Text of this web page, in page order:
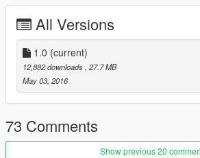
Версия 1.0
Заменяют "dominator2"
Автор конверта и доработки для GTA 5:
3д модель из "Forza Motorsport 4", взята
gamemodels.ru
http://gamemodels.ru/files/file/420-2013-
302-mkv/
Содержимое архива не менять.
Проверялась модель на лицензии GTAV
All Versions
1.0 (current)
12,882 downloads , 27.7 MB
May 03, 2016
73 Comments
Show previous 20